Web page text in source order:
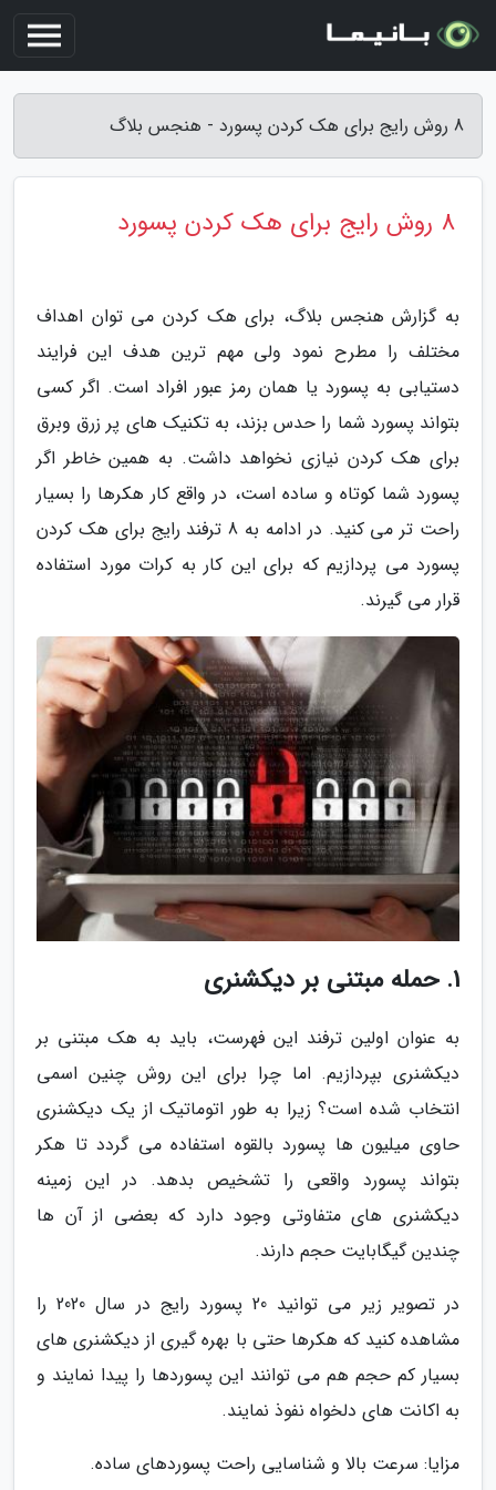
8 روش رایج برای هک کردن پسورد - هنجس بلاگ
8 روش رایج برای هک کردن پسورد
به گزارش هنجس بلاگ، برای هک کردن می توان اهداف
مختلف را مطرح نمود ولی مهم ترین هدف این فرایند
دستیابی به پسورد یا همان رمز عبور افراد است. اگر کسی
بتواند پسورد شما را حدس بزند، به تکنیک های پر زرق وبرق
برای هک کردن نیازی نخواهد داشت. به همین خاطر اگر
پسورد شما کوتاه و ساده است، در واقع کار هکرها را بسیار
راحت تر می کنید. در ادامه به 8 ترفند رایج برای هک کردن
پسورد می پردازیم که برای این کار به کرات مورد استفاده
قرار می گیرند.
1. حمله مبتنی بر دیکشنری
به عنوان اولین ترفند این فهرست، باید به هک مبتنی بر
دیکشنری بپردازیم. اما چرا برای این روش چنین اسمی
انتخاب شده است؟ زیرا به طور اتوماتیک از یک دیکشنری
حاوی میلیون ها پسورد بالقوه استفاده می گردد تا هکر
بتواند پسورد واقعی را تشخیص بدهد. در این زمینه
دیکشنری های متفاوتی وجود دارد که بعضی از آن ها
چندین گیگابایت حجم دارند.
در تصویر زیر می توانید 20 پسورد رایج در سال 2020 را
مشاهده کنید که هکرها حتی با بهره گیری از دیکشنری های
بسیار کم حجم هم می توانند این پسوردها را پیدا نمایند و
به اکانت های دلخواه نفوذ نمایند.
مزایا: سرعت بالا و شناسایی راحت پسوردهای ساده.